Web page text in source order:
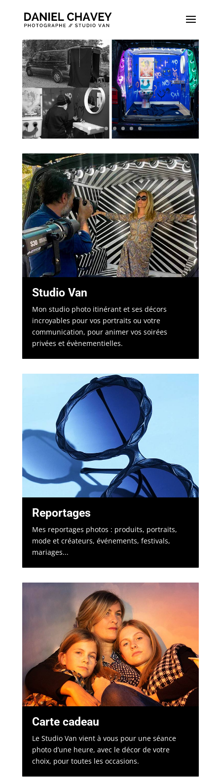
Studio Van
Mon studio photo itinérant et ses décors
incroyables pour vos portraits ou votre
communication, pour animer vos soirées
privées et évènementielles.
Reportages
Mes reportages photos : produits, portraits,
mode et créateurs, événements, festivals,
mariages...
Carte cadeau
Le Studio Van vient à vous pour une séance
photo d’une heure, avec le décor de votre
choix, pour toutes les occasions.